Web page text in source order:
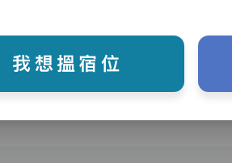
我想搵宿位